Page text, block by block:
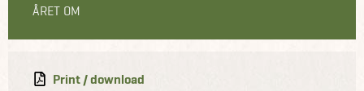
ÅRET OM
Print / download